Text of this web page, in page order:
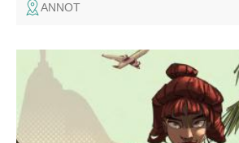
ANNOT
Une enquête interactive qui vous
monde dans un Brésil de rêve et de
recherche d’un tableau qui a été volé.
pour élucider le mystère ! A partir de